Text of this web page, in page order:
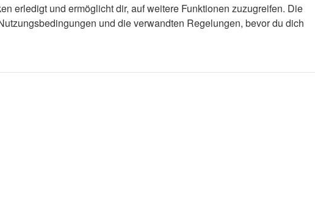
erledigt und ermöglicht dir, auf weitere Funktionen zuzugreifen. Die
und die verwandten Regelungen, bevor du dich